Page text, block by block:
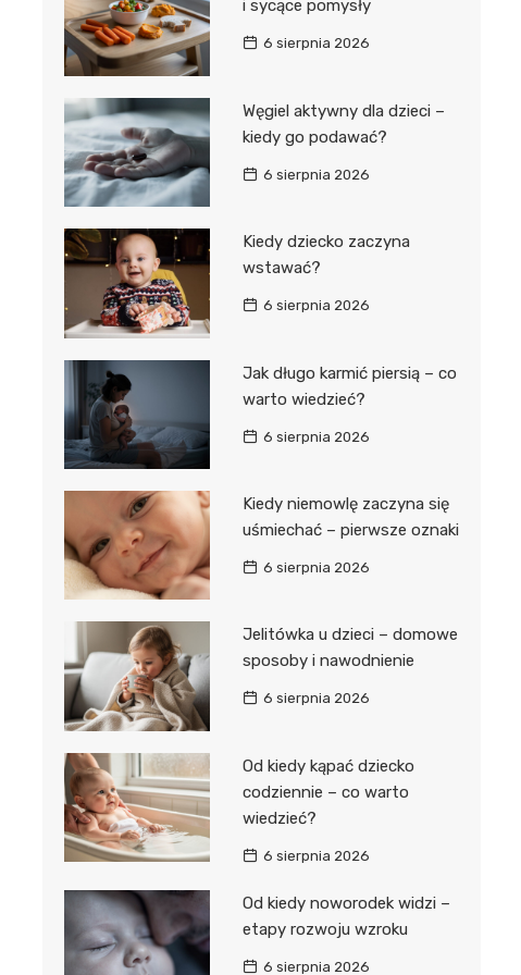
i sycące pomysły
6 sierpnia 2026
Węgiel aktywny dla dzieci –
kiedy go podawać?
6 sierpnia 2026
Kiedy dziecko zaczyna
wstawać?
6 sierpnia 2026
Jak długo karmić piersią – co
warto wiedzieć?
6 sierpnia 2026
Kiedy niemowlę zaczyna się
uśmiechać – pierwsze oznaki
6 sierpnia 2026
Jelitówka u dzieci – domowe
sposoby i nawodnienie
6 sierpnia 2026
Od kiedy kąpać dziecko
codziennie – co warto
wiedzieć?
6 sierpnia 2026
Od kiedy noworodek widzi –
etapy rozwoju wzroku
6 sierpnia 2026